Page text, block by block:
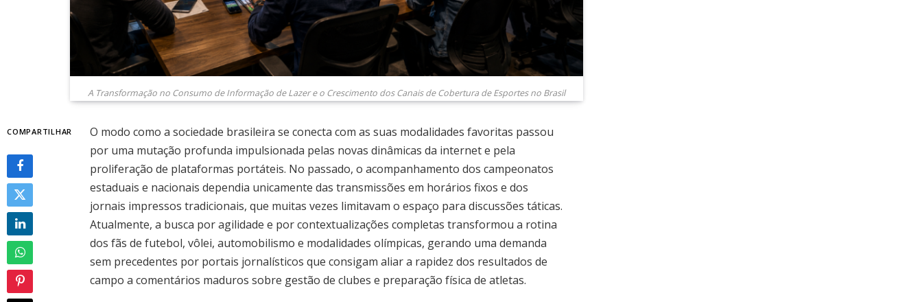
A Transformação no Consumo de Informação de Lazer e o Crescimento dos Canais de Cobertura de Esportes no Brasil
COMPARTILHAR
O modo como a sociedade brasileira se conecta com as suas modalidades favoritas passou
por uma mutação profunda impulsionada pelas novas dinâmicas da internet e pela
proliferação de plataformas portáteis. No passado, o acompanhamento dos campeonatos
estaduais e nacionais dependia unicamente das transmissões em horários fixos e dos
jornais impressos tradicionais, que muitas vezes limitavam o espaço para discussões táticas.
Atualmente, a busca por agilidade e por contextualizações completas transformou a rotina
dos fãs de futebol, vôlei, automobilismo e modalidades olímpicas, gerando uma demanda
sem precedentes por portais jornalísticos que consigam aliar a rapidez dos resultados de
campo a comentários maduros sobre gestão de clubes e preparação física de atletas.